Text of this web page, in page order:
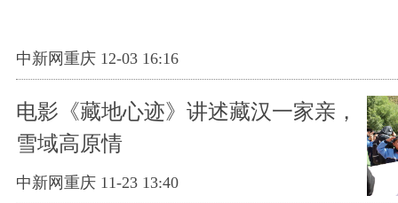
中新网重庆 12-03 16:16
电影《藏地心迹》讲述藏汉一家亲，
雪域高原情
中新网重庆 11-23 13:40